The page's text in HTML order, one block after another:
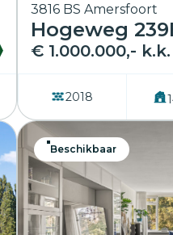
3816 BS Amersfoort
Hogeweg
€ 1.000.000,- k.k.
2018
Beschikbaar